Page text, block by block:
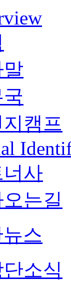
말
캠프
사
는길
스
소식